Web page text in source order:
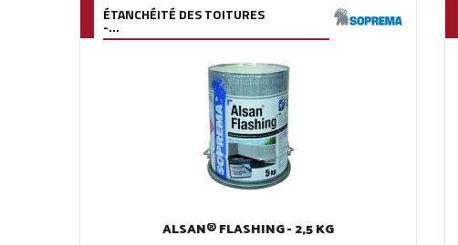
ÉTANCHÉITÉ DES TOITURES
-...
ALSAN® FLASHING - 2,5 KG